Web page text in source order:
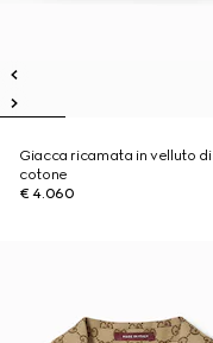
Giacca ricamata in velluto di
cotone
€ 4.060